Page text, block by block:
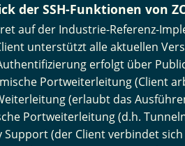
der SSH-Funktionen von
auf der Industrie-Referenz-
unterstützt alle aktuellen
erfolgt über
Portweiterleitung (Client
(erlaubt das
Portweiterleitung (d.h.
Support (der Client verbindet